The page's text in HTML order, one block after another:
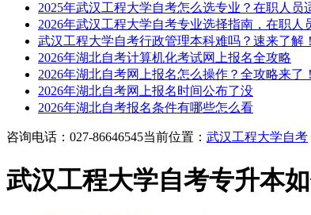
2025年武汉工程大学自考怎么选专业？在职人员
2026年武汉工程大学自考专业选择指南，在职人
武汉工程大学自考行政管理本科难吗？速来了解！
2026年湖北自考计算机化考试网上报名全攻略
2026年湖北自考网上报名怎么操作？全攻略来了！
2026年湖北自考网上报名时间公布了没
2026年湖北自考报名条件有哪些怎么看
咨询电话：027-86646545当前位置： 武汉工程大学自考
武汉工程大学自考专升本